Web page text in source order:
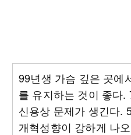
99년생 가슴 깊은 곳에
를 유지하는 것이 좋다
신용상 문제가 생긴다.
개혁성향이 강하게 나